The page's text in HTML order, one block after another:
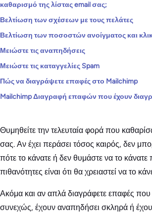
καθαρισμό της λίστας email σας;
Βελτίωση των σχέσεων με τους πελάτες
Βελτίωση των ποσοστών ανοίγματος και
Μειώστε τις αναπηδήσεις
Μειώστε τις καταγγελίες Spam
Πώς να διαγράψετε επαφές στο Mailchimp
Mailchimp Διαγραφή επαφών που έχουν
Θυμηθείτε την τελευταία φορά που
σας. Αν έχει περάσει τόσος καιρός, δεν
πότε το κάνατε ή δεν θυμάστε να το κάνατε
πιθανότητες είναι ότι θα χρειαστεί να το
Ακόμα και αν απλά διαγράφετε επαφές
συνεχώς, έχουν αναπηδήσει σκληρά ή